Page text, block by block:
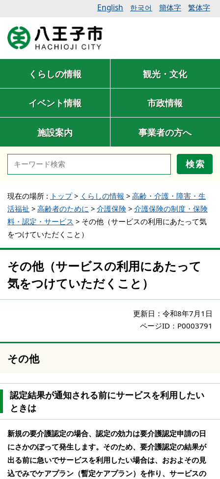
English 한국어 簡体字 繁体字
くらしの情報 観光・文化
イベント情報 市政情報
施設案内 事業者の方へ
検索
現在の場所 : トップ> くらしの情報 > 高齢・介護・障害・生
活福祉 > 高齢者のために > 介護保険 > 介護保険の制度・保険
料・認定・サービス > その他（サービスの利用にあたって気
をつけていただくこと）
その他（サービスの利用にあたって
気をつけていただくこと）
更新日： 令和8年7月1日
ページID：P0003791
その他
認定結果が通知される前にサービスを利用したい
ときは
新規の要介護認定の場合、認定の効力は要介護認定申請の日
にさかのぼって発生します。そのため、要介護認定の結果が
出る前に急いでサービスを利用したい場合は、おおよその見
込でみでケアプラン（暫定ケアプラン）を作り、サービスの